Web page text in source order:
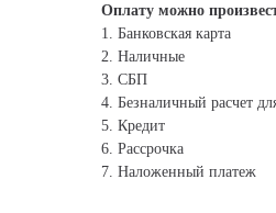
Оплату можно
1. Банковская карта
2. Наличные
3. СБП
4. Безналичный расчет
5. Кредит
6. Рассрочка
7. Наложенный платеж